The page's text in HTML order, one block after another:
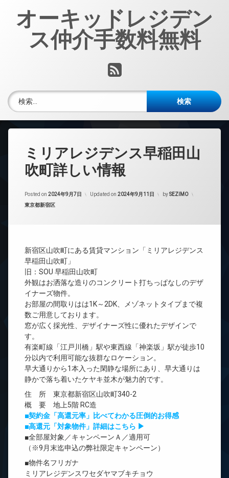
オーキッドレジデン
ス仲介手数料無料
RSS
検索:
ミリアレジデンス早稲田山
吹町詳しい情報
Posted on 2024年9月7日 Updated on 2024年9月11日 bySEZIMO
カテゴリー:
東京都新宿区
新宿区山吹町にある賃貸マンション「ミリアレジデンス
早稲田山吹町」
旧：SOU 早稲田山吹町
外観はお洒落な造りのコンクリート打ちっぱなしのデザ
イナーズ物件。
お部屋の間取りはは1K～2DK、メゾネットタイプまで複
数ご用意しております。
窓が広く採光性、デザイナーズ性に優れたデザインで
す。
有楽町線「江戸川橋」駅や東西線「神楽坂」駅が徒歩10
分以内で利用可能な抜群なロケーション。
早大通りから1本入った閑静な場所にあり、早大通りは
静かで落ち着いたケヤキ並木が魅力的です。
住 所 東京都新宿区山吹町340-2
概 要 地上5階 RC造
■契約金「高還元率」比べてわかる圧倒的お得感
■高還元「対象物件」詳細はこちら ▶
■全部屋対象／キャンペーンＡ／適用可
（※9月末迄申込の弊社限定キャンペーン）
■物件名フリガナ
ミリアレジデンスワセダヤマブキチョウ